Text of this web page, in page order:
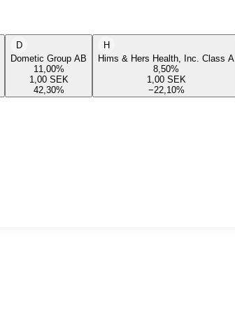
D
Dometic Group AB
11,00%
1,00 SEK
42,30%
H
Hims & Hers Health, Inc. Class A
8,50%
1,00 SEK
−22,10%